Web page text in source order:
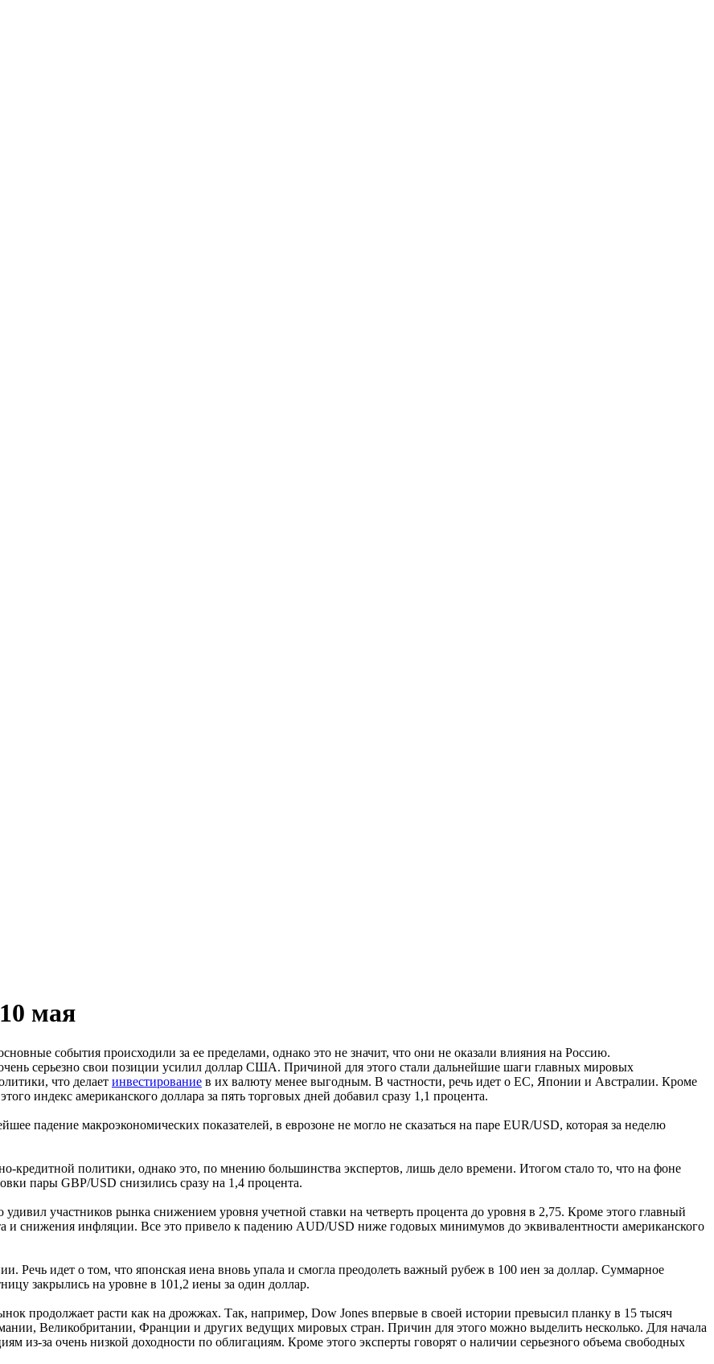
мая
события происходили за ее пределами, однако это не значит, что они не оказали влияния на Россию.
серьезно свои позиции усилил доллар США. Причиной для этого стали дальнейшие шаги главных мировых
что делает инвестирование в их валюту менее выгодным. В частности, речь идет о ЕС, Японии и Австралии. Кроме
индекс американского доллара за пять торговых дней добавил сразу 1,1 процента.
падение макроэкономических показателей, в еврозоне не могло не сказаться на паре EUR/USD, которая за неделю
кредитной политики, однако это, по мнению большинства экспертов, лишь дело времени. Итогом стало то, что на фоне
пары GBP/USD снизились сразу на 1,4 процента.
участников рынка снижением уровня учетной ставки на четверть процента до уровня в 2,75. Кроме этого главный
и снижения инфляции. Все это привело к падению AUD/USD ниже годовых минимумов до эквивалентности американского
Речь идет о том, что японская иена вновь упала и смогла преодолеть важный рубеж в 100 иен за доллар. Суммарное
закрылись на уровне в 101,2 иены за один доллар.
продолжает расти как на дрожжах. Так, например, Dow Jones впервые в своей истории превысил планку в 15 тысяч
Великобритании, Франции и других ведущих мировых стран. Причин для этого можно выделить несколько. Для начала
из-за очень низкой доходности по облигациям. Кроме этого эксперты говорят о наличии серьезного объема свободных